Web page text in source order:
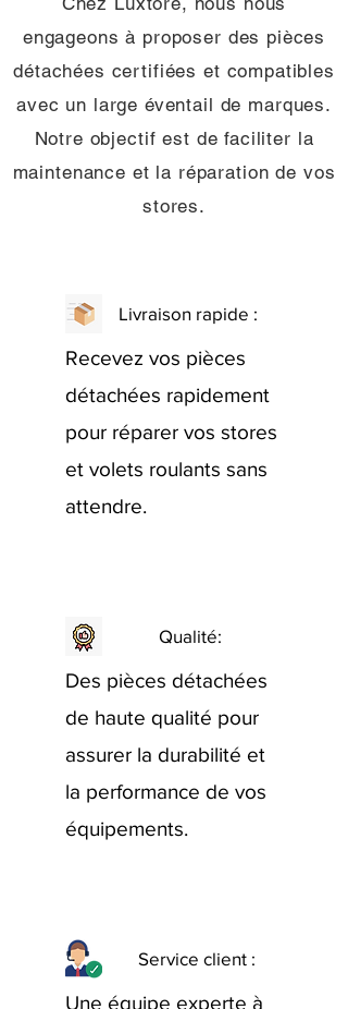
engageons à proposer des pièces
détachées certifiées et compatibles
avec un large éventail de marques.
Notre objectif est de faciliter la
maintenance et la réparation de vos
stores.
Livraison rapide :
Recevez vos pièces
détachées rapidement
pour réparer vos stores
et volets roulants sans
attendre.
Qualité:
Des pièces détachées
de haute qualité pour
assurer la durabilité et
la performance de vos
équipements.
Service client :
Une équipe experte à